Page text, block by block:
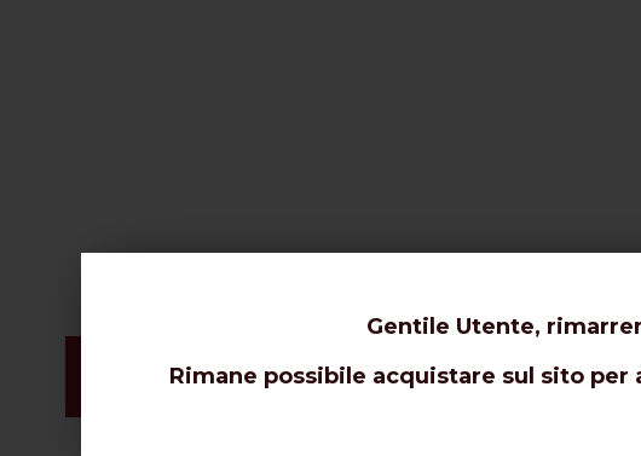
Video e
Gentile Utente,
Rimane possibile acquistare sul sito